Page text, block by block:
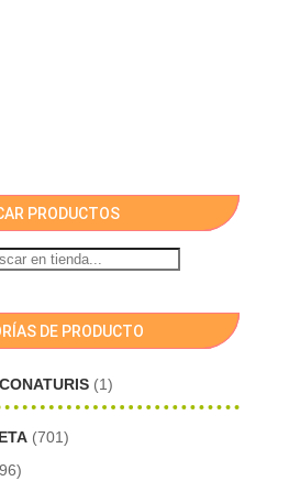
PRODUCTOS
DE PRODUCTO
(1)
(701)